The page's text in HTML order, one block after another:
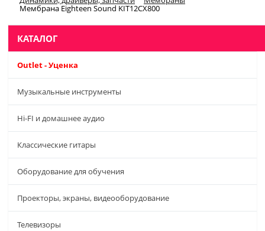
Мембрана Eighteen Sound KIT12CX800
КАТАЛОГ
Outlet - Уценка
Музыкальные инструменты
Hi-FI и домашнее аудио
Классические гитары
Оборудование для обучения
Проекторы, экраны, видеооборудование
Телевизоры